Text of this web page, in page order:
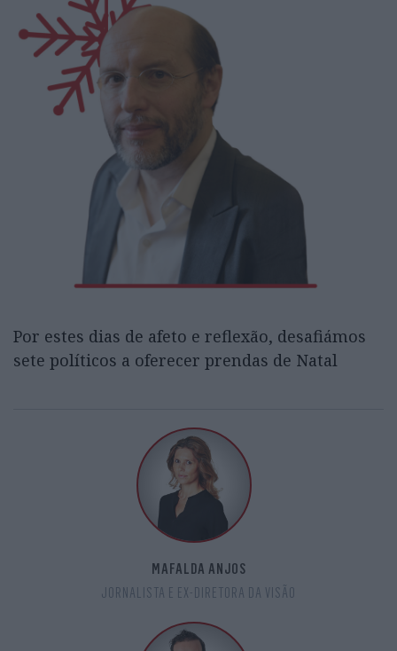
Por estes dias de afeto e reflexão, desafiámos
sete políticos a oferecer prendas de Natal
MAFALDA ANJOS
JORNALISTA E EX-DIRETORA DA VISÃO